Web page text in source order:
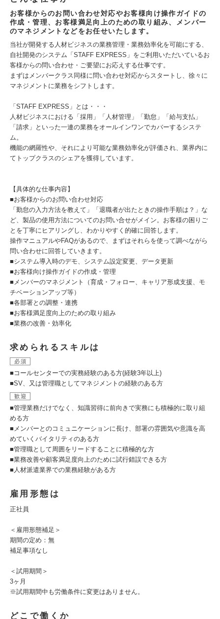
お客様からのお問い合わせ対応やお客様向け操作ガイドの
作成・管理、お客様満足向上のための取り組み、メンバー
のマネジメントなどをお任せいたします。
当社が開発する人材ビジネスの業務管理・業務効率化を可能にする、
自社開発のシステム「STAFF EXPRESS」をご利用いただいているお
客様からの問い合わせ・ご要望にお応えする仕事です。
まずはメンバークラス同様に問い合わせ対応からスタートし、徐々に
マネジメントに業務をシフトします。
「STAFF EXPRESS」とは・・・
人材ビジネスにおける「採用」「人材管理」「勤怠」「給与支払」
「請求」といった一連の業務をオールインワンでカバーするシステ
ム。
機能の網羅性や、それにより可能な業務効率化が評価され、業界内に
てトップクラスのシェアを獲得しています。
【具体的な仕事内容】
■お客様からのお問い合わせ対応
「勤怠の入力方法を教えて」「退職者が出たときの操作手順は？」な
ど、製品の使用方法についてのお問い合せがメイン。お客様の困りご
とを丁寧にヒアリングし、わかりやすく的確に回答します。
操作マニュアルやFAQがあるので、まずはそれらを使って調べながら
問い合わせに回答していきます。
■システム導入時のデモ、システム設定変更、データ更新
■お客様向け操作ガイドの作成・管理
■メンバーのマネジメント（育成・フォロー、キャリア形成支援、モ
チベーションアップ等）
■各部署との調整・連携
■お客様満足度向上のための取り組み
■業務の改善・効率化
求められるスキルは
必須
■コールセンターでの実務経験のある方(経験3年以上)
■SV、又は管理職としてマネジメントの経験のある方
歓迎
■管理業務だけでなく、知識習得に前向きで実務にも積極的に取り組
める方
■メンバーとのコミュニケーションに長け、部署の雰囲気や意識を高
めていくバイタリティのある方
■管理職として周囲をリードすることに積極的な方
■業務改善や顧客満足度向上のために試行錯誤できる方
■人材派遣業界での業務経験がある方
雇用形態は
正社員
＜雇用形態補足＞
期間の定め：無
補足事項なし
＜試用期間＞
3ヶ月
※試用期間中も労働条件に変更はありません。
どこで働くか